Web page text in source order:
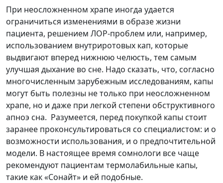
При неосложненном храпе иногда удается
ограничиться изменениями в образе жизни
пациента, решением ЛОР-проблем или, например,
использованием внутриротовых кап, которые
выдвигают вперед нижнюю челюсть, тем самым
улучшая дыхание во сне. Надо сказать, что, согласно
многочисленным зарубежным исследованиям, капы
могут быть полезны не только при неосложненном
храпе, но и даже при легкой степени обструктивного
апноэ сна. Разумеется, перед покупкой капы стоит
заранее проконсультироваться со специалистом: и о
возможности использования, и о предпочтительной
модели. В настоящее время сомнологи все чаще
рекомендуют пациентам термолабильные капы,
такие как «Сонайт» и ей подобные.